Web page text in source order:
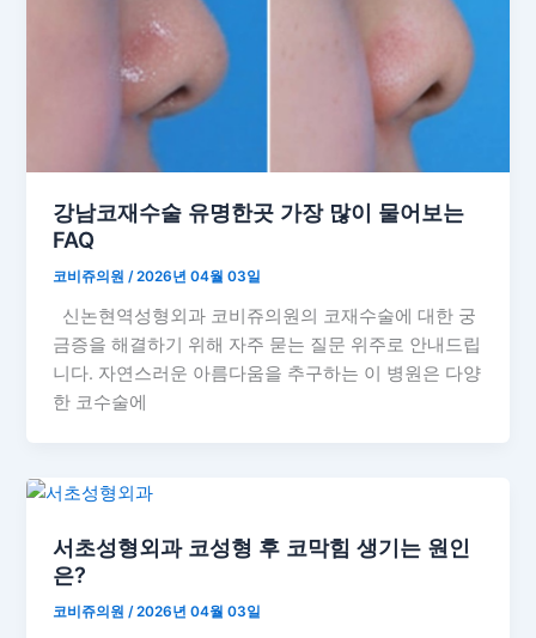
강남코재수술 유명한곳 가장 많이 물어보는
FAQ
코비쥬의원/2026년 04월 03일
신논현역성형외과 코비쥬의원의 코재수술에 대한 궁
금증을 해결하기 위해 자주 묻는 질문 위주로 안내드립
니다. 자연스러운 아름다움을 추구하는 이 병원은 다양
한 코수술에
서초성형외과 코성형 후 코막힘 생기는 원인
은?
코비쥬의원 /2026년 04월 03일